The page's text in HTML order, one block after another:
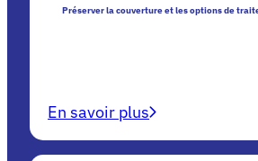
Préserver la couverture et les options de
En savoir plus